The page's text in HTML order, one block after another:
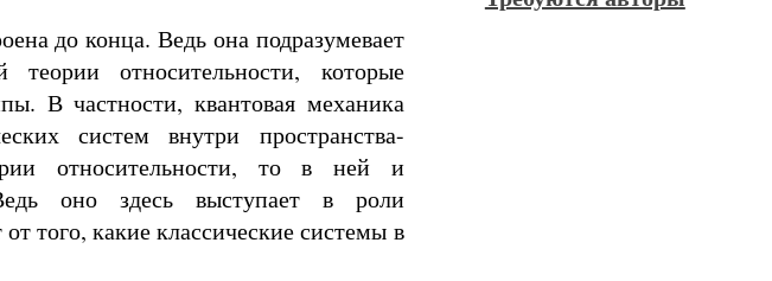
до конца. Ведь она подразумевает
относительности, которые
В частности, квантовая механика
систем внутри пространства-
относительности, то в ней и
оно здесь выступает в роли
того, какие классические системы в